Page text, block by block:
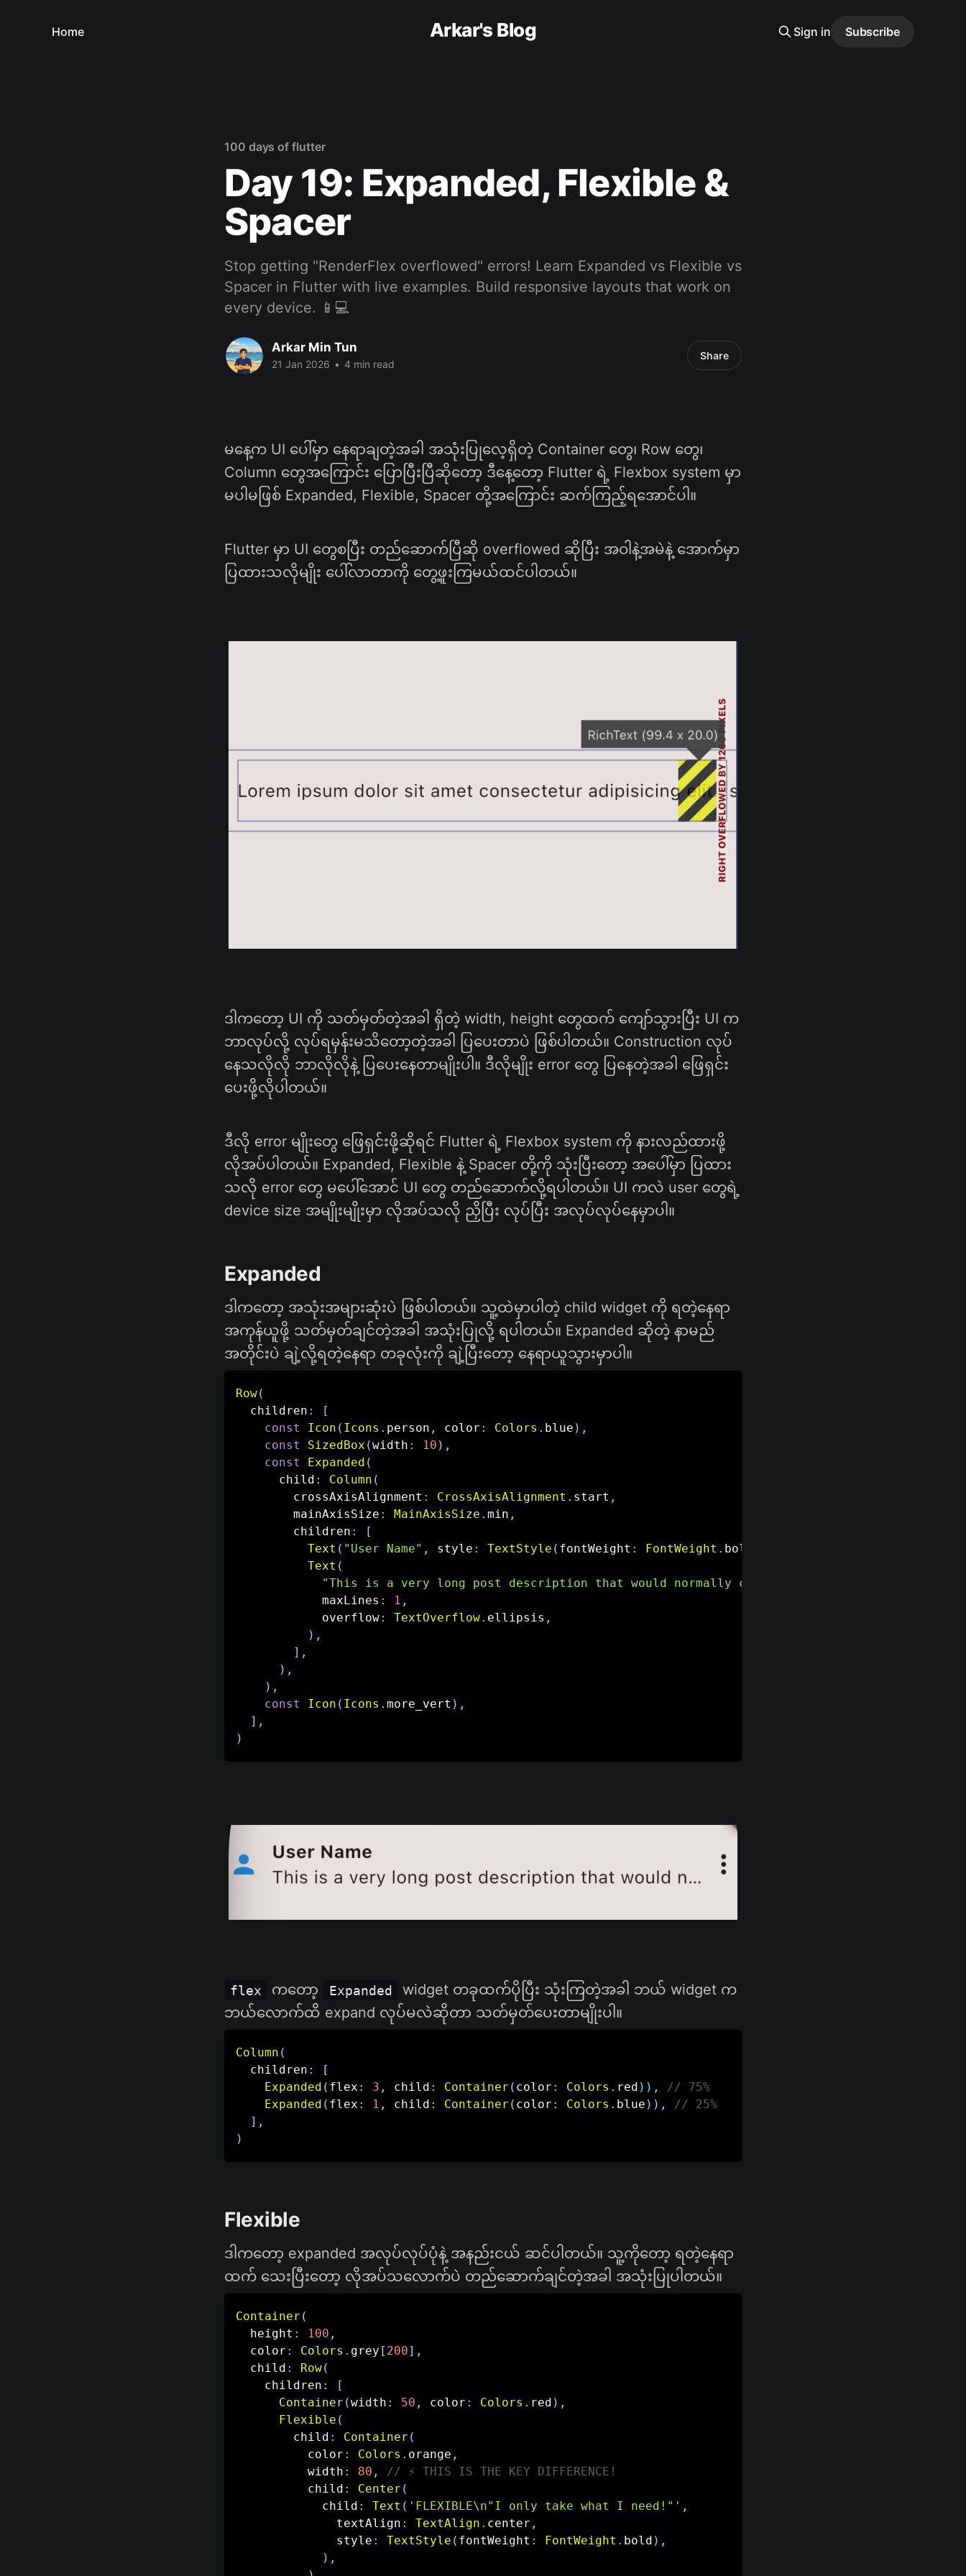
Arkar's Blog
Home Sign in Subscribe
100 days of flutter
Day 19: Expanded, Flexible &
Spacer
Stop getting "RenderFlex overflowed" errors! Learn Expanded vs Flexible vs
Spacer in Flutter with live examples. Build responsive layouts that work on
every device. 📱💻
Arkar Min Tun
21 Jan 2026 • 4 min read
Share
မနေ့က UI ပေါ်မှာ နေရာချတဲ့အခါ အသုံးပြုလေ့ရှိတဲ့ Container တွေ၊ Row တွေ၊
Column တွေအကြောင်း ပြောပြီးပြီဆိုတော့ ဒီနေ့တော့ Flutter ရဲ့ Flexbox system မှာ
မပါမဖြစ် Expanded, Flexible, Spacer တို့အကြောင်း ဆက်ကြည့်ရအောင်ပါ။
Flutter မှာ UI တွေစပြီး တည်ဆောက်ပြီဆို overflowed ဆိုပြီး အဝါနဲ့အမဲနဲ့ အောက်မှာ
ပြထားသလိုမျိုး ပေါ်လာတာကို တွေ့ဖူးကြမယ်ထင်ပါတယ်။
ဒါကတော့ UI ကို သတ်မှတ်တဲ့အခါ ရှိတဲ့ width, height တွေထက် ကျော်သွားပြီး UI က
ဘာလုပ်လို့ လုပ်ရမှန်းမသိတော့တဲ့အခါ ပြပေးတာပဲ ဖြစ်ပါတယ်။ Construction လုပ်
နေသလိုလို ဘာလိုလိုနဲ့ ပြပေးနေတာမျိုးပါ။ ဒီလိုမျိုး error တွေ ပြနေတဲ့အခါ ဖြေရှင်း
ပေးဖို့လိုပါတယ်။
ဒီလို error မျိုးတွေ ဖြေရှင်းဖို့ဆိုရင် Flutter ရဲ့ Flexbox system ကို နားလည်ထားဖို့
လိုအပ်ပါတယ်။ Expanded, Flexible နဲ့ Spacer တို့ကို သုံးပြီးတော့ အပေါ်မှာ ပြထား
သလို error တွေ မပေါ်အောင် UI တွေ တည်ဆောက်လို့ရပါတယ်။ UI ကလဲ user တွေရဲ့
device size အမျိုးမျိုးမှာ လိုအပ်သလို ညှိပြီး လုပ်ပြီး အလုပ်လုပ်နေမှာပါ။
Expanded
ဒါကတော့ အသုံးအများဆုံးပဲ ဖြစ်ပါတယ်။ သူ့ထဲမှာပါတဲ့ child widget ကို ရတဲ့နေရာ
အကုန်ယူဖို့ သတ်မှတ်ချင်တဲ့အခါ အသုံးပြုလို့ ရပါတယ်။ Expanded ဆိုတဲ့ နာမည်
အတိုင်းပဲ​ ချဲ့လို့ရတဲ့နေရာ တခုလုံးကို ချဲ့ပြီးတော့ နေရာယူသွားမှာပါ။
Row(
  children
:
[
const
Icon ( Icons . person , color : Colors . blue ) ,
const
SizedBox (width : 10 ) ,
const
Expanded (
      child
: Column (
        crossAxisAlignment
: CrossAxisAlignment . start ,
        mainAxisSize
: MainAxisSize . min ,
        children
:
[
Text ( "User Name" , style : TextStyle ( fontWeight : FontWeight . bold
Text (
"This is a very long post description that would normally cause overflow!"
            maxLines
: 1 ,
            overflow
: TextOverflow. ellipsis ,
) ,
] ,
) ,
) ,
const
Icon ( Icons . more_vert ) ,
] ,
)
flex ကတော့ Expanded
widget တခုထက်ပိုပြီး သုံးကြတဲ့အခါ ဘယ် widget က
ဘယ်လောက်ထိ expand လုပ်မလဲဆိုတာ သတ်မှတ်ပေးတာမျိုးပါ။
Column (
  children
:
[
Expanded ( flex : 3 , child : Container ( color : Colors . red ) ) ,
// 75%
Expanded ( flex : 1 , child : Container ( color : Colors . blue ) ) ,
// 25%
] ,
)
Flexible
ဒါကတော့ expanded အလုပ်လုပ်ပုံနဲ့ အနည်းငယ် ဆင်ပါတယ်။ သူ့ကိုတော့ ရတဲ့နေရာ
ထက် သေးပြီးတော့ လိုအပ်သလောက်ပဲ တည်ဆောက်ချင်တဲ့အခါ အသုံးပြုပါတယ်။
Container (
  height
: 100 ,
  color
: Colors . grey [ 200] ,
  child
: Row(
    children
:
[
Container (width : 50 , color : Colors . red ) ,
Flexible (
        child
: Container (
          color
: Colors . orange ,
          width
: 80 ,
// ⚡ THIS IS THE KEY DIFFERENCE!
          child
: Center (
            child
: Text ( 'FLEXIBLE\n"I only take what I need!"' ,
              textAlign
: TextAlign . center ,
              style
: TextStyle ( fontWeight : FontWeight . bold ) ,
) ,